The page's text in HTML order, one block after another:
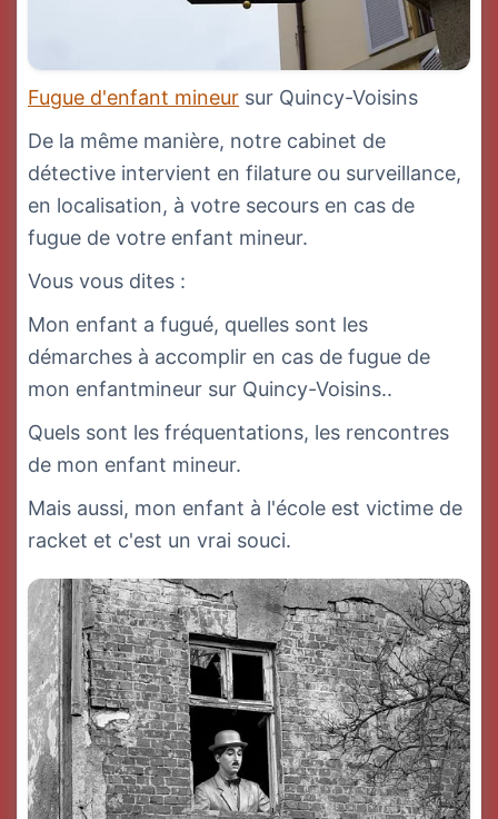
Fugue d'enfant mineur sur Quincy-Voisins
De la même manière, notre cabinet de
détective intervient en filature ou surveillance,
en localisation, à votre secours en cas de
fugue de votre enfant mineur.
Vous vous dites :
Mon enfant a fugué, quelles sont les
démarches à accomplir en cas de fugue de
mon enfantmineur sur Quincy-Voisins..
Quels sont les fréquentations, les rencontres
de mon enfant mineur.
Mais aussi, mon enfant à l'école est victime de
racket et c'est un vrai souci.